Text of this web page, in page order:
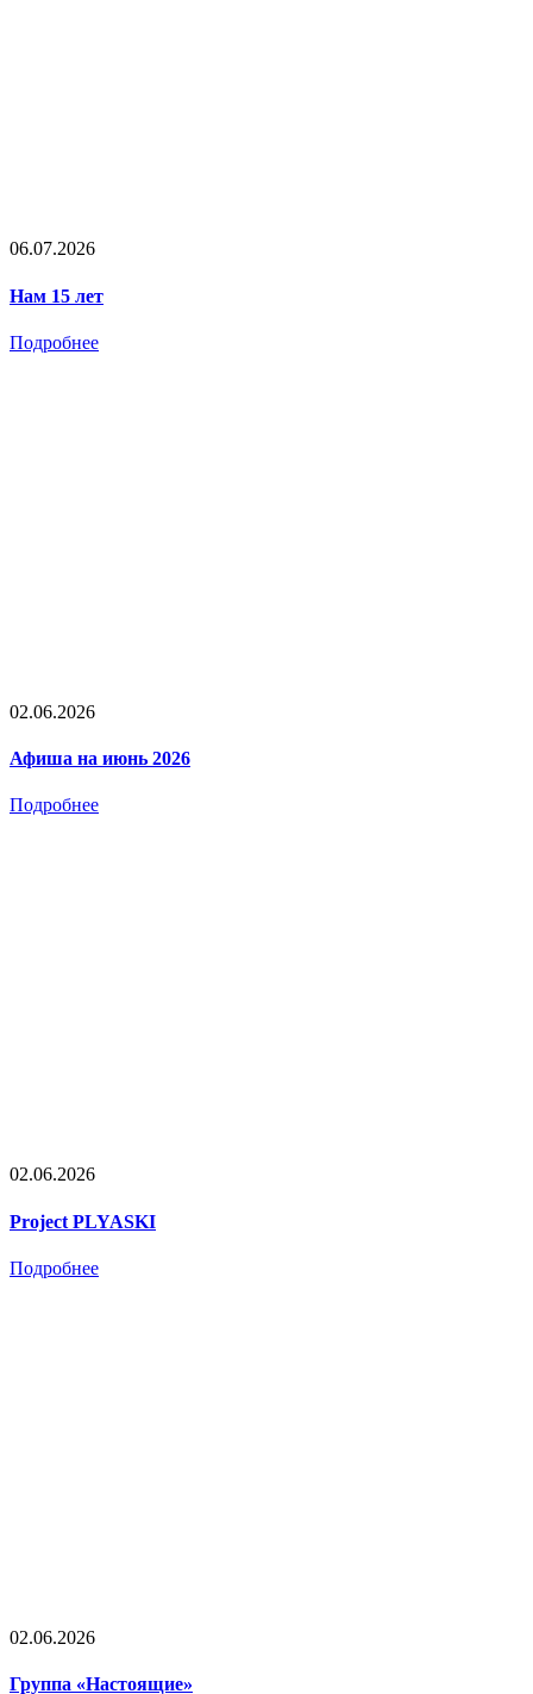
06.07.2026
Нам 15 лет
Подробнее
02.06.2026
Афиша на июнь 2026
Подробнее
02.06.2026
Project PLYASKI
Подробнее
02.06.2026
Группа «Настоящие»